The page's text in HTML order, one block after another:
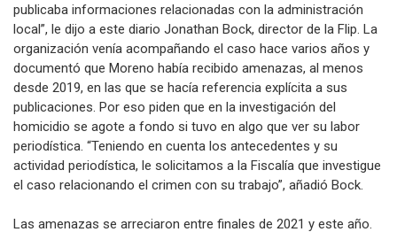
publicaba informaciones relacionadas con la administración
local”, le dijo a este diario Jonathan Bock, director de la Flip. La
organización venía acompañando el caso hace varios años y
documentó que Moreno había recibido amenazas, al menos
desde 2019, en las que se hacía referencia explícita a sus
publicaciones. Por eso piden que en la investigación del
homicidio se agote a fondo si tuvo en algo que ver su labor
periodística. “Teniendo en cuenta los antecedentes y su
actividad periodística, le solicitamos a la Fiscalía que investigue
el caso relacionando el crimen con su trabajo”, añadió Bock.
Las amenazas se arreciaron entre finales de 2021 y este año.